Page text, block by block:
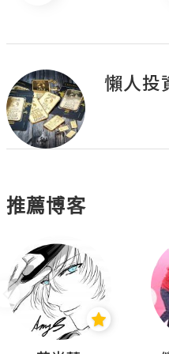
懶人投
推薦博客